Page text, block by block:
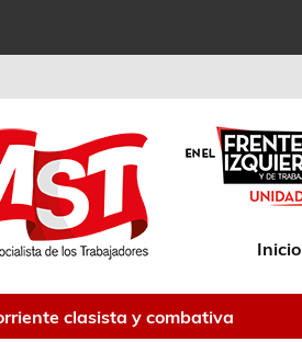
Inicio
clasista y combativa